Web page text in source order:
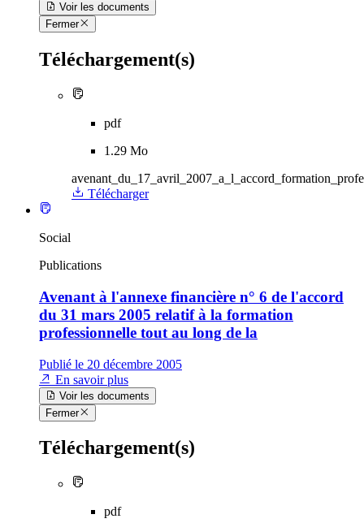
Voir les documents
Fermer
Téléchargement(s)
pdf
1.29 Mo
Télécharger
Social
Publications
Avenant à l'annexe financière n° 6 de l'accord
du 31 mars 2005 relatif à la formation
professionnelle tout au long de la
Publié le 20 décembre 2005
En savoir plus
Voir les documents
Fermer
Téléchargement(s)
pdf